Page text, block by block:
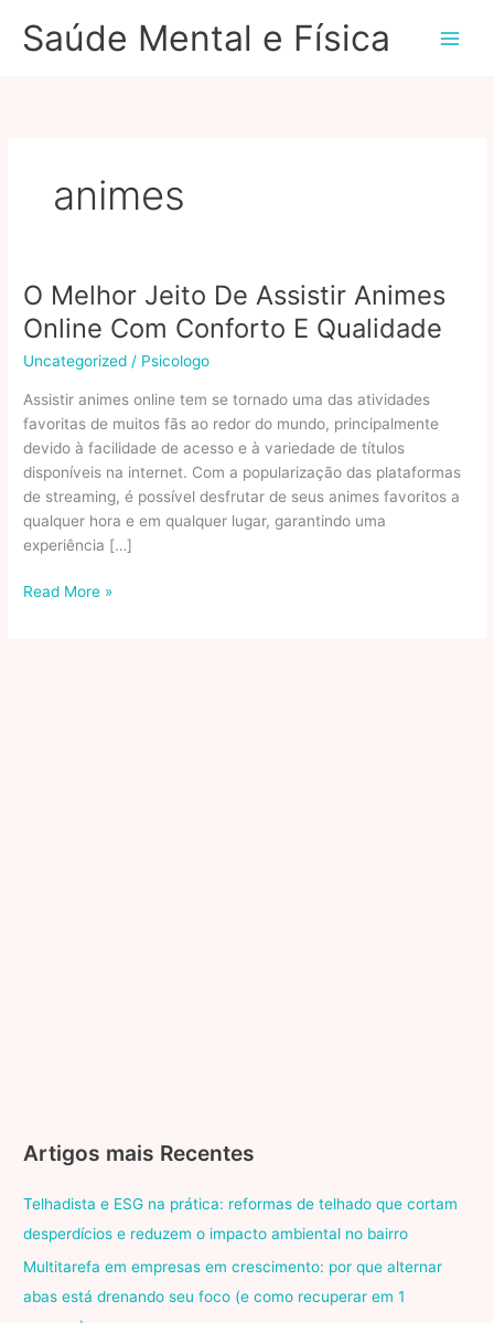
paraSaúde Mental e Física
animes
O Melhor Jeito De Assistir Animes
Online Com Conforto E Qualidade
Uncategorized / Psicologo
Assistir animes online tem se tornado uma das atividades
favoritas de muitos fãs ao redor do mundo, principalmente
devido à facilidade de acesso e à variedade de títulos
disponíveis na internet. Com a popularização das plataformas
de streaming, é possível desfrutar de seus animes favoritos a
qualquer hora e em qualquer lugar, garantindo uma
experiência […]
O
Read More »
Artigos mais Recentes
Telhadista e ESG na prática: reformas de telhado que cortam
desperdícios e reduzem o impacto ambiental no bairro
Multitarefa em empresas em crescimento: por que alternar
abas está drenando seu foco (e como recuperar em 1